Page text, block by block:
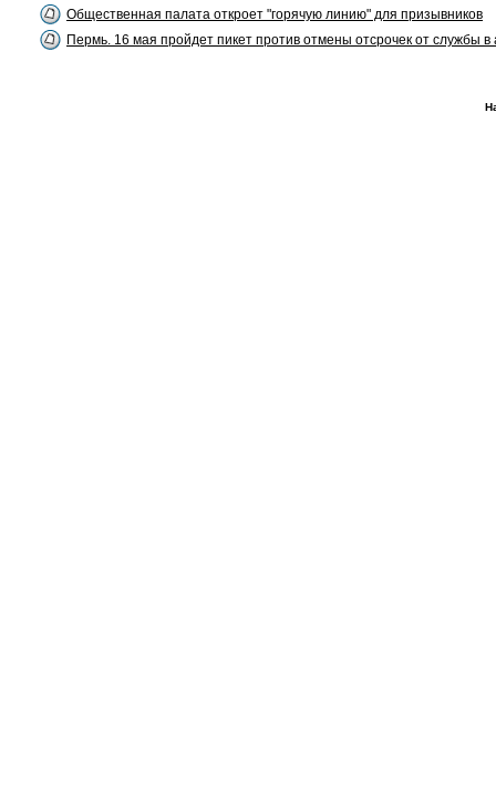
Общественная палата откроет "горячую линию" для призывников
Пермь. 16 мая пройдет пикет против отмены отсрочек от службы в